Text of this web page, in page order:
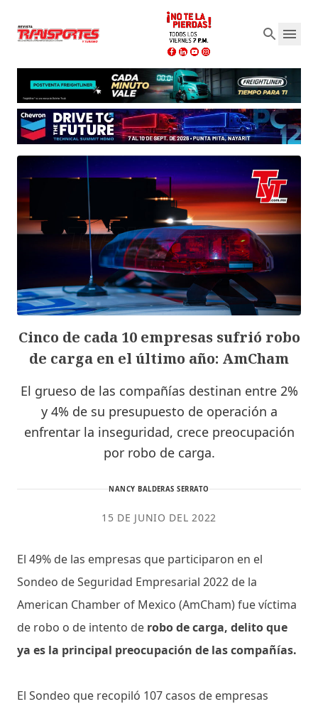
Cinco de cada 10 empresas sufrió robo
de carga en el último año: AmCham
El grueso de las compañías destinan entre 2%
y 4% de su presupuesto de operación a
enfrentar la inseguridad, crece preocupación
por robo de carga.
NANCY BALDERAS SERRATO
15 DE JUNIO DEL 2022
El 49% de las empresas que participaron en el
Sondeo de Seguridad Empresarial 2022 de la
American Chamber of Mexico (AmCham) fue víctima
de robo o de intento de robo de carga, delito que
ya es la principal preocupación de las compañías.
El Sondeo que recopiló 107 casos de empresas